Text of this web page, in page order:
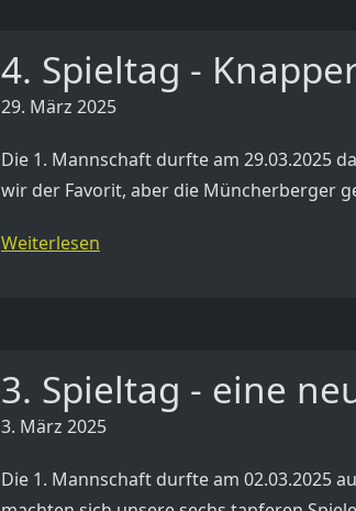
4. Spieltag -
29. März 2025
Die 1. Mannschaft durfte am 29.03.2025
wir der Favorit, aber die Müncherberger
Weiterlesen
3. Spieltag - eine
3. März 2025
Die 1. Mannschaft durfte am 02.03.2025